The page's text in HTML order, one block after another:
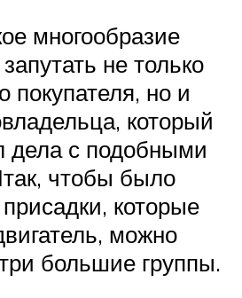
многообразие
не только
покупателя, но и
который
дела с подобными
чтобы было
которые
можно
большие группы.